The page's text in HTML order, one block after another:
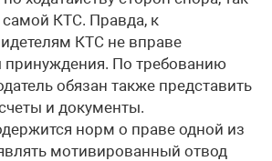
КТС. Правда, к
КТС не вправе
По требованию
обязан также представить
и документы.
норм о праве одной из
мотивированный отвод